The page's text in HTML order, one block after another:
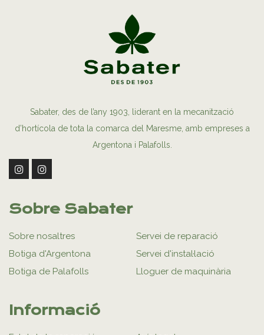
Sabater, des de l’any 1903, liderant en la mecanització
d’hortícola de tota la comarca del Maresme, amb empreses a
Argentona i Palafolls.
Sobre Sabater
Sobre nosaltres
Botiga d'Argentona
Botiga de Palafolls
Servei de reparació
Servei d'instal·lació
Lloguer de maquinària
Informació